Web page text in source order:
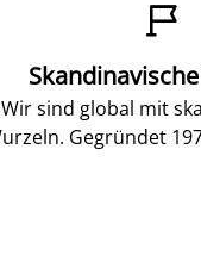

Wir sind global mit
Gegründet